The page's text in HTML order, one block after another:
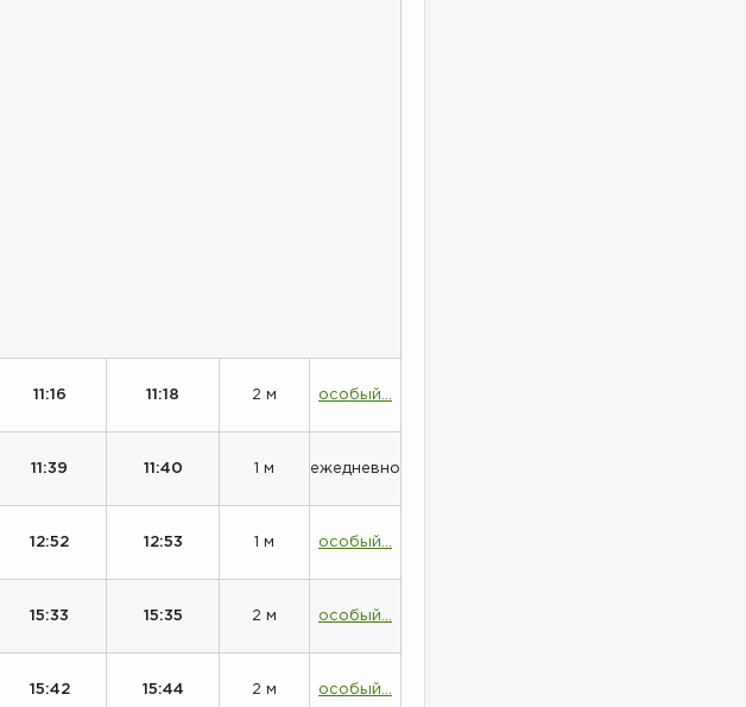
11:16 11:18 2 м особый...
11:39 11:40 1 м ежедневно
12:52 12:53 1 м особый...
15:33 15:35 2 м особый...
15:42 15:44 2 м особый...